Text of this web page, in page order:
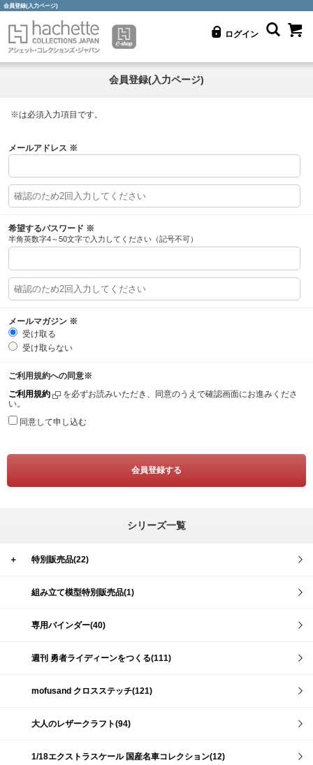
会員登録(入力ページ)
ログイン
会員登録(入力ページ)
※は必須入力項目です。
メールアドレス ※
希望するパスワード ※
半角英数字4～50文字で入力してください（記号不可）
メールマガジン ※
受け取る
受け取らない
ご利用規約への同意※
ご利用規約
を必ずお読みいただき、同意のうえで確認画面にお進みくださ
い。
同意して申し込む
シリーズ一覧
＋ 特別販売品(22)
組み立て模型特別販売品(1)
専用バインダー(40)
週刊 勇者ライディーンをつくる(111)
mofusand クロスステッチ(121)
大人のレザークラフト(94)
1/18エクストラスケール 国産名車コレクション(12)